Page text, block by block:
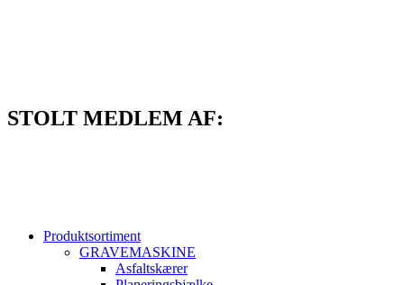
STOLT MEDLEM AF:
Produktsortiment
GRAVEMASKINE
Asfaltskærer